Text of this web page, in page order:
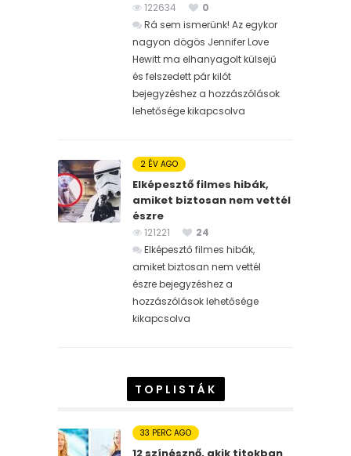
122634
0
Rá sem ismerünk! Az egykor
nagyon dögös Jennifer Love
Hewitt ma elhanyagolt külsejű
és felszedett pár kilót
bejegyzéshez a hozzászólások
lehetősége kikapcsolva
2 ÉV AGO
Elképesztő filmes hibák,
amiket biztosan nem vettél
észre
121221
24
Elképesztő filmes hibák,
amiket biztosan nem vettél
észre bejegyzéshez a
hozzászólások lehetősége
kikapcsolva
TOPLISTÁK
33 PERC AGO